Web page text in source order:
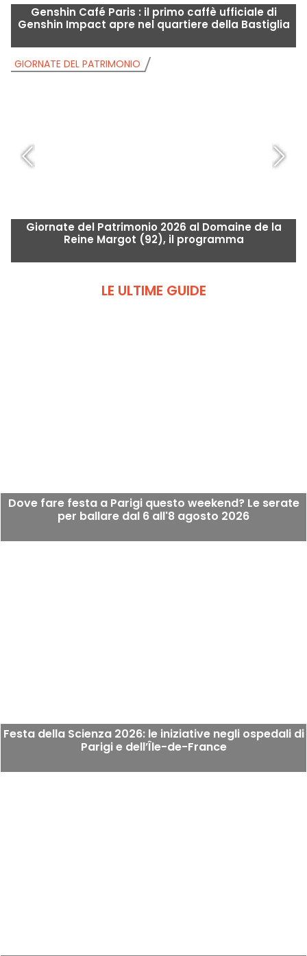
Genshin Café Paris : il primo caffè ufficiale di
Genshin Impact apre nel quartiere della Bastiglia
Giornate del Patrimonio 2026 al Domaine de la
Reine Margot (92), il programma
GIORNATE DEL PATRIMONIO
LE ULTIME GUIDE
Dove fare festa a Parigi questo weekend? Le serate
per ballare dal 6 all'8 agosto 2026
Festa della Scienza 2026: le iniziative negli ospedali di
Parigi e dell’Île-de-France